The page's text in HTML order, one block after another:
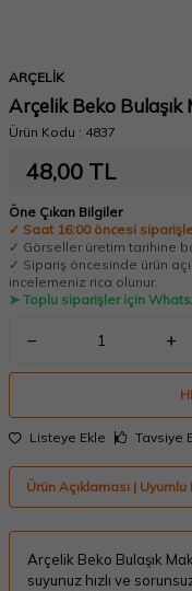
ARÇELİK
Arçelik Beko
Ürün Kodu : 4837
48,00 TL
Öne Çıkan Bilgiler
✓ Saat 16:00 öncesi
✓ Görseller üretim tarihine
✓ Sipariş öncesinde ürün
incelemeniz rica olunur.
➤ Toplu siparişler için
Listeye Ekle Tavsiye
Ürün Açıklaması |
Arçelik Beko Bulaşık
suyunuz hızlı ve